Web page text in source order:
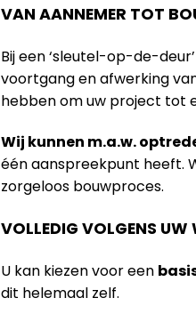
VAN AANNEMER TOT
Bij een ‘sleutel-op-de-
voortgang en afwerking
hebben om uw project tot
Wij kunnen m.a.w.
één aanspreekpunt heeft.
zorgeloos bouwproces.
VOLLEDIG VOLGENS UW
U kan kiezen voor een
dit helemaal zelf.